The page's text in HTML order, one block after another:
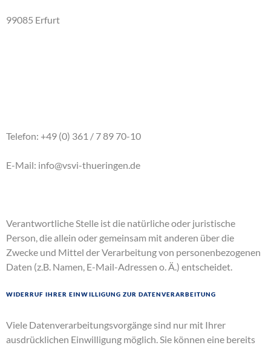
99085 Erfurt
Telefon: +49 (0) 361 / 7 89 70-10
E-Mail: info@vsvi-thueringen.de
Verantwortliche Stelle ist die natürliche oder juristische
Person, die allein oder gemeinsam mit anderen über die
Zwecke und Mittel der Verarbeitung von personenbezogenen
Daten (z.B. Namen, E-Mail-Adressen o. Ä.) entscheidet.
Widerruf Ihrer Einwilligung zur Datenverarbeitung
Viele Datenverarbeitungsvorgänge sind nur mit Ihrer
ausdrücklichen Einwilligung möglich. Sie können eine bereits